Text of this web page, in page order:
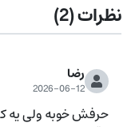
نظرات(2)
رضا
2026-06-12